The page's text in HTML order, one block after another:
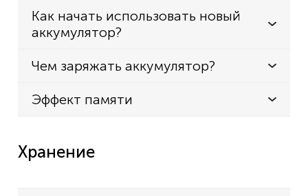
Как начать использовать новый
аккумулятор?
Чем заряжать аккумулятор?
Эффект памяти
Хранение